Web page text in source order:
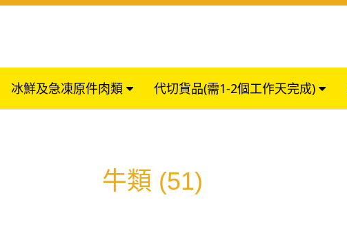
冰鮮及急凍原件肉類 代切貨品(需1-2個工作天完成)
牛類 (51)